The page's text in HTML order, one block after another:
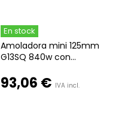
En stock
Amoladora mini 125mm
G13SQ 840w con...
93,06 € IVA incl.